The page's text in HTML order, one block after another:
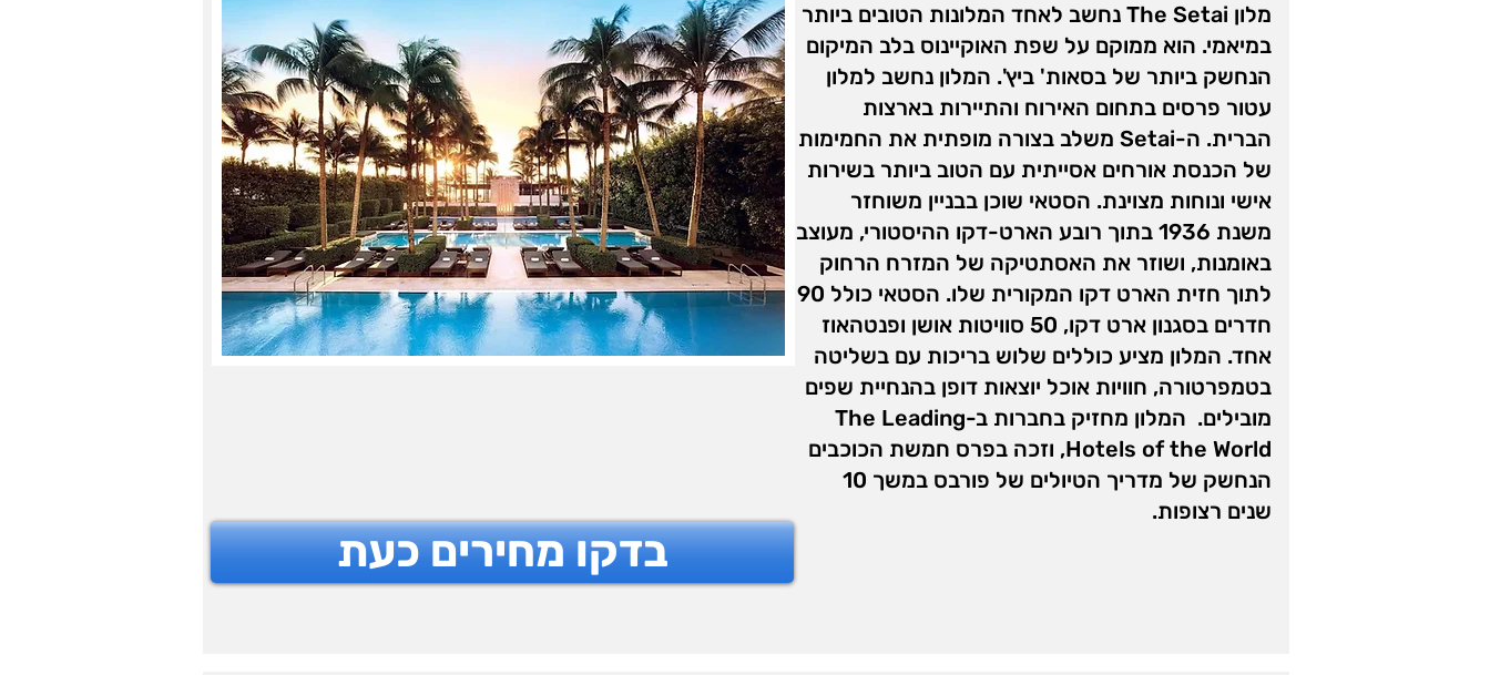
מלון The Setai נחשב לאחד המלונות הטובים ביותר
במיאמי. הוא ממוקם על שפת האוקיינוס בלב המיקום
הנחשק ביותר של בסאות' ביץ'. המלון נחשב למלון
עטור פרסים בתחום האירוח והתיירות בארצות
הברית. ה-Setai משלב בצורה מופתית את החמימות
של הכנסת אורחים אסייתית עם הטוב ביותר בשירות
אישי ונוחות מצוינת. הסטאי שוכן בבניין משוחזר
משנת 1936 בתוך רובע הארט-דקו ההיסטורי, מעוצב
באומנות, ושוזר את האסתטיקה של המזרח הרחוק
לתוך חזית הארט דקו המקורית שלו. הסטאי כולל 90
חדרים בסגנון ארט דקו, 50 סוויטות אושן ופנטהאוז
אחד. המלון מציע כוללים שלוש בריכות עם בשליטה
בטמפרטורה, חוויות אוכל יוצאות דופן בהנחיית שפים
מובילים. המלון מחזיק בחברות ב-The Leading
Hotels of the World, וזכה בפרס חמשת הכוכבים
הנחשק של מדריך הטיולים של פורבס במשך 10
שנים רצופות.
בדקו מחירים כעת